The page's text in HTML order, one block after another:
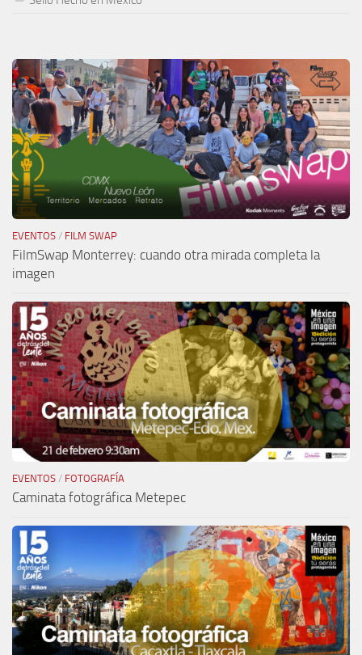
EVENTOS / FILM SWAP
FilmSwap Monterrey: cuando otra mirada completa la
imagen
EVENTOS / FOTOGRAFÍA
Caminata fotográfica Metepec